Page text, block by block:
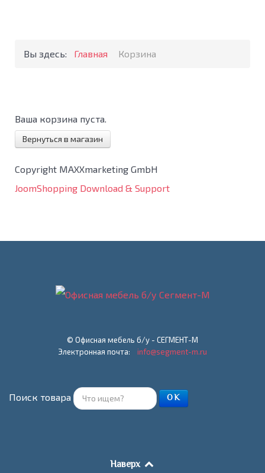
Вы здесь: Главная Корзина
Ваша корзина пуста.
Вернуться в магазин
Copyright MAXXmarketing GmbH
JoomShopping Download & Support
© Офисная мебель б/у - СЕГМЕНТ-М
Электронная почта: info@segment-m.ru
Поиск товара ОК
Наверх